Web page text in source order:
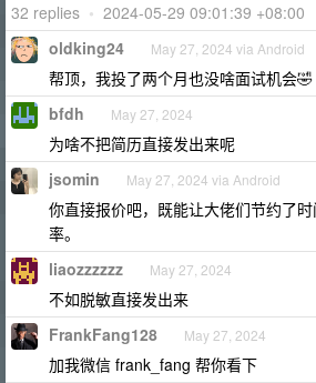
32 replies • 2024-05-29 09:01:39 +08:00
oldking24 May 27, 2024 via Android
帮顶，我投了两个月也没啥面试机会🤣
bfdh May 27, 2024
为啥不把简历直接发出来呢
jsomin May 27, 2024 via Android
你直接报价吧，既能让大佬们节约了
率。
liaozzzzzz May 27, 2024
不如脱敏直接发出来
FrankFang128 May 27, 2024
加我微信 frank_fang 帮你看下